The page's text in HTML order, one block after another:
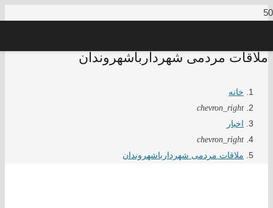
ملاقات مردمی شهردارباشهروندان
خانه
chevron_right
اخبار
chevron_right
ملاقات مردمی شهردارباشهروندان